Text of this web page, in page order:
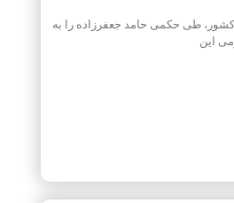
طی حکمی حامد جعفرزاده را به
این